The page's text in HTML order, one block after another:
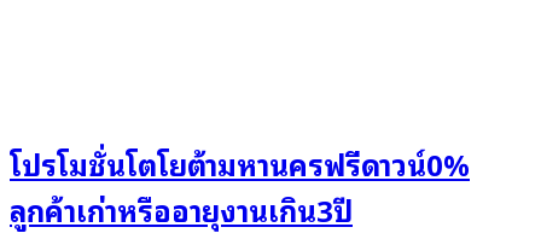
โปรโมชั่นโตโยต้ามหานครฟรีดาวน์0%
ลูกค้าเก่าหรืออายุงานเกิน3ปี